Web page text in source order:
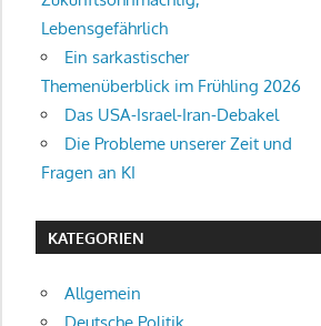
Lebensgefährlich
Ein sarkastischer
Themenüberblick im Frühling 2026
Das USA-Israel-Iran-Debakel
Die Probleme unserer Zeit und
Fragen an KI
KATEGORIEN
Allgemein